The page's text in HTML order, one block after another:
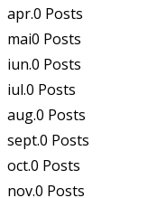
apr.0 Posts
mai0 Posts
iun.0 Posts
iul.0 Posts
aug.0 Posts
sept.0 Posts
oct.0 Posts
nov.0 Posts